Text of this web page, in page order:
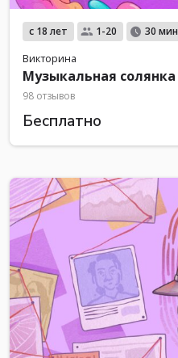
с 18 лет 1-20 30 мин
Викторина
Музыкальная солянка
98 отзывов
Бесплатно